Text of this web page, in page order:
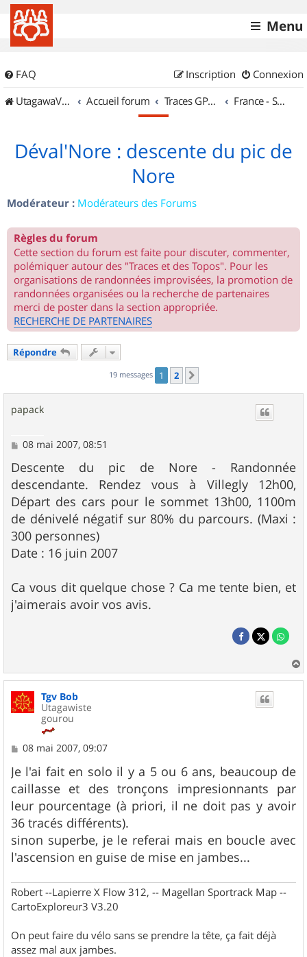
Menu
FAQ Connexion
Inscription
UtagawaVTT (Randos VTT et VTTAE avec traces GPS)
Accueil forum Traces GPS de randos VTT France - Sud Ouest
Déval'Nore : descente du pic de
Nore
Modérateur : Modérateurs des Forums
Règles du forum
Cette section du forum est faite pour discuter, commenter,
polémiquer autour des "Traces et des Topos". Pour les
organisations de randonnées improvisées, la promotion de
randonnées organisées ou la recherche de partenaires
merci de poster dans la section appropriée.
RECHERCHE DE PARTENAIRES
Répondre
19 messages 1 2
papack
M
s
s
a
g
e
08 mai 2007, 08:51
Descente du pic de Nore - Randonnée
descendante. Rendez vous à Villegly 12h00,
Départ des cars pour le sommet 13h00, 1100m
de dénivelé négatif sur 80% du parcours. (Maxi :
300 personnes)
Date : 16 juin 2007
Ca vous dit quelque chose ? Ca me tente bien, et
j'aimerais avoir vos avis.
a
Tgv Bob
Utagawiste
gourou
M
s
s
a
g
e
08 mai 2007, 09:07
Je l'ai fait en solo il y a 5 ou 6 ans, beaucoup de
caillasse et des tronçons impresionnants par
leur pourcentage (à priori, il ne doit pas y avoir
36 tracés différents).
sinon superbe, je le referai mais en boucle avec
l'ascension en guise de mise en jambes...
Robert --Lapierre X Flow 312, -- Magellan Sportrack Map --
CartoExploreur3 V3.20
On peut faire du vélo sans se prendre la tête, ça fait déjà
assez mal aux jambes.